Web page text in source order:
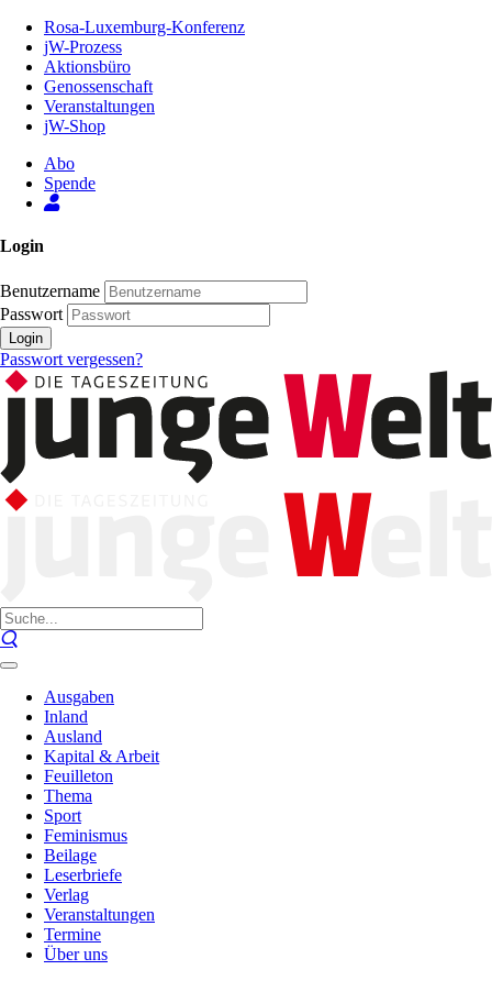
Inhalt
Seite
Rosa-Luxemburg-Konferenz
jW-Prozess
Aktionsbüro
Genossenschaft
Veranstaltungen
jW-Shop
Abo
Spende
Login
Benutzername
Passwort
Login
Passwort vergessen?
Ausgaben
Inland
Ausland
Kapital & Arbeit
Feuilleton
Thema
Sport
Feminismus
Beilage
Leserbriefe
Verlag
Veranstaltungen
Termine
Über uns